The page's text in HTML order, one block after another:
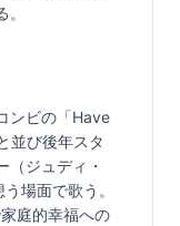
ンビの「Have
並び後年スタ
（ジュディ・
場面で歌う。
庭的幸福への